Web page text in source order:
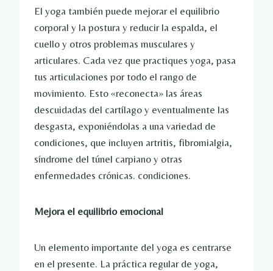
El yoga también puede mejorar el equilibrio
corporal y la postura y reducir la espalda, el
cuello y otros problemas musculares y
articulares. Cada vez que practiques yoga, pasa
tus articulaciones por todo el rango de
movimiento. Esto «reconecta» las áreas
descuidadas del cartílago y eventualmente las
desgasta, exponiéndolas a una variedad de
condiciones, que incluyen artritis, fibromialgia,
síndrome del túnel carpiano y otras
enfermedades crónicas. condiciones.
Mejora el equilibrio emocional
Un elemento importante del yoga es centrarse
en el presente. La práctica regular de yoga,